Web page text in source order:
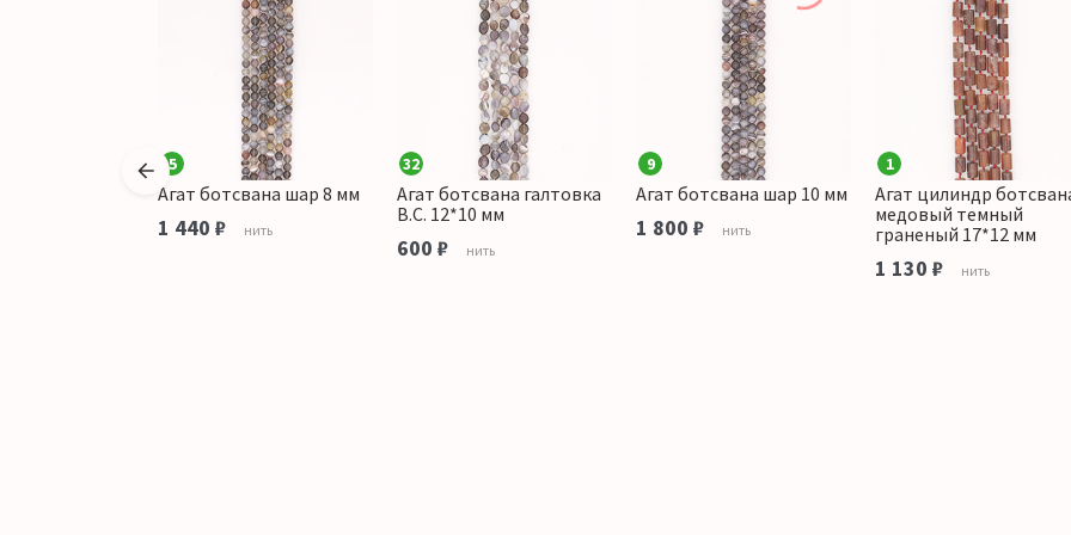
5
Агат ботсвана шар 8 мм
1 440 ₽ нить
32
Агат ботсвана галтовка
В.С. 12*10 мм
600 ₽ нить
9
Агат ботсвана шар 10 мм
1 800 ₽ нить
1
Агат цилиндр
медовый темный
граненый 17*12 мм
1 130 ₽ нить